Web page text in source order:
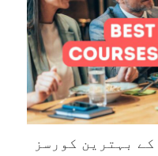
بہترین کورسز